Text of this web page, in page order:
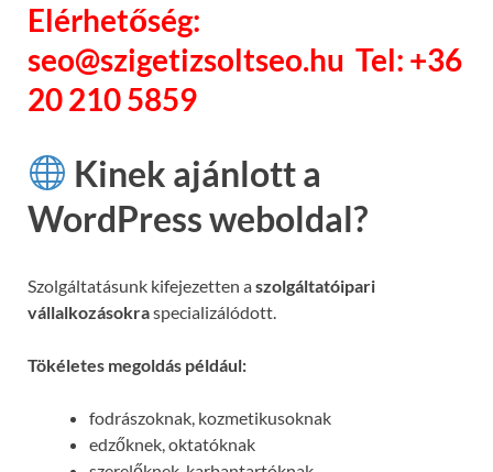
Elérhetőség:
seo@szigetizsoltseo.hu Tel: +36
20 210 5859
Kinek ajánlott a
WordPress weboldal?
Szolgáltatásunk kifejezetten aszolgáltatóipari
vállalkozásokraspecializálódott.
Tökéletes megoldás például:
fodrászoknak, kozmetikusoknak
edzőknek, oktatóknak